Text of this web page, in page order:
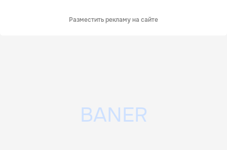
Разместить рекламу на сайте